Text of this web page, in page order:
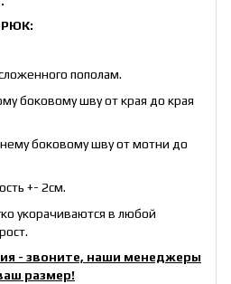
пополам.
боковому шву от края до края
боковому шву от мотни до
+- 2см.
укорачиваются в любой
- звоните, наши менеджеры
размер!